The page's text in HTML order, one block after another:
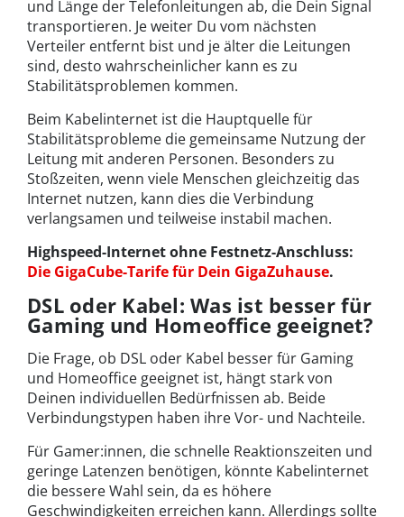
und Länge der Telefonleitungen ab, die Dein Signal
transportieren. Je weiter Du vom nächsten
Verteiler entfernt bist und je älter die Leitungen
sind, desto wahrscheinlicher kann es zu
Stabilitätsproblemen kommen.
Beim Kabelinternet ist die Hauptquelle für
Stabilitätsprobleme die gemeinsame Nutzung der
Leitung mit anderen Personen. Besonders zu
Stoßzeiten, wenn viele Menschen gleichzeitig das
Internet nutzen, kann dies die Verbindung
verlangsamen und teilweise instabil machen.
Highspeed-Internet ohne Festnetz-Anschluss:
Die GigaCube-Tarife für Dein GigaZuhause.
DSL oder Kabel: Was ist besser für
Gaming und Homeoffice geeignet?
Die Frage, ob DSL oder Kabel besser für Gaming
und Homeoffice geeignet ist, hängt stark von
Deinen individuellen Bedürfnissen ab. Beide
Verbindungstypen haben ihre Vor- und Nachteile.
Für Gamer:innen, die schnelle Reaktionszeiten und
geringe Latenzen benötigen, könnte Kabelinternet
die bessere Wahl sein, da es höhere
Geschwindigkeiten erreichen kann. Allerdings sollte